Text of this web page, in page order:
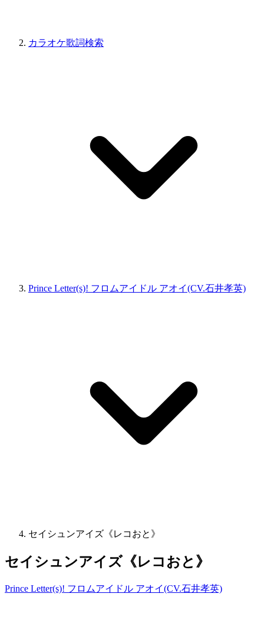
カラオケ歌詞検索
Prince Letter(s)! フロムアイドル アオイ(CV.石井孝英)
セイシュンアイズ《レコおと》
セイシュンアイズ《レコおと》
Prince Letter(s)! フロムアイドル アオイ(CV.石井孝英)